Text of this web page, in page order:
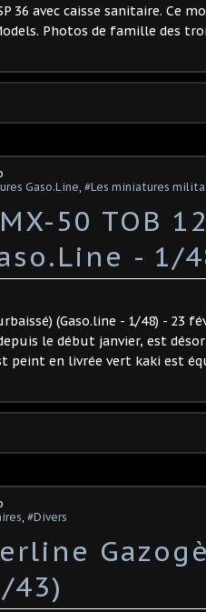
36 avec caisse sanitaire. Ce
Photos de famille des
Gaso.Line, #Les miniatures
50 TOB
- 1/
(Gaso.line - 1/48) - 23
le début janvier, est
peint en livrée vert kaki est
, #Divers